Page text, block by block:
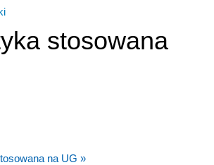
stosowana
na UG »